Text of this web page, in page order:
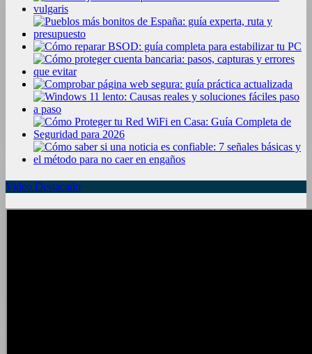
Video Destacado